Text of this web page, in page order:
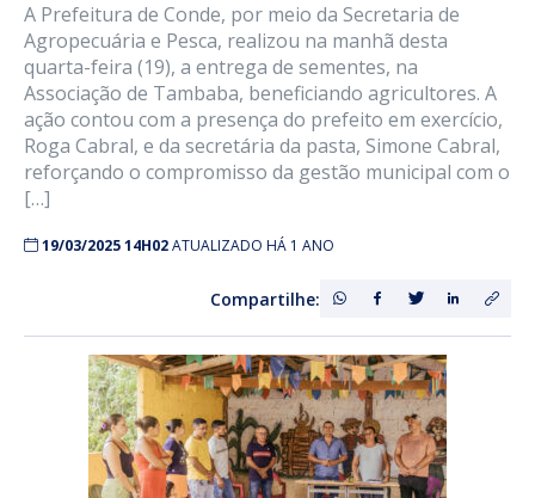
A Prefeitura de Conde, por meio da Secretaria de
Agropecuária e Pesca, realizou na manhã desta
quarta-feira (19), a entrega de sementes, na
Associação de Tambaba, beneficiando agricultores. A
ação contou com a presença do prefeito em exercício,
Roga Cabral, e da secretária da pasta, Simone Cabral,
reforçando o compromisso da gestão municipal com o
[…]
19/03/2025 14H02ATUALIZADO HÁ 1 ANO
Compartilhe: